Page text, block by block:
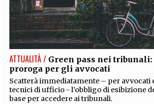
ATTUALITÀ / Green pass nei
proroga per gli avvocati
Scatterà immediatamente – per avvocati
tecnici di ufficio - l’obbligo di esibizione
base per accedere ai tribunali.